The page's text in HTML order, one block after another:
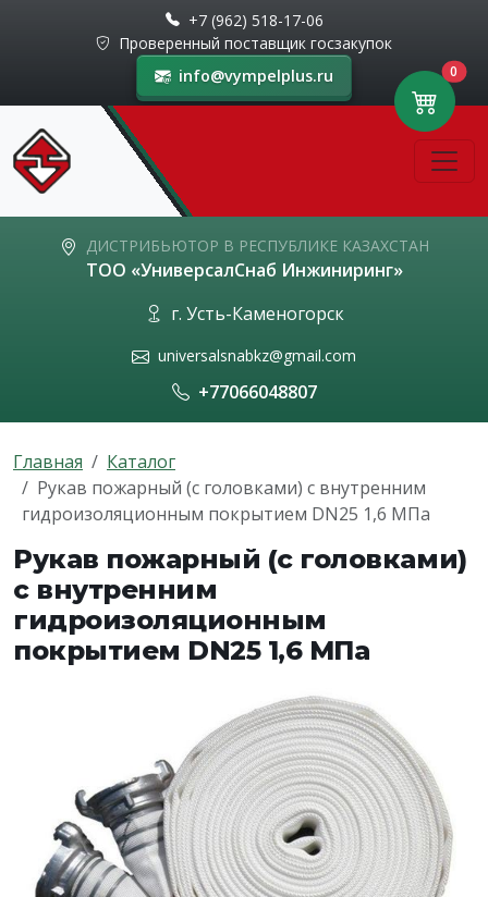
+7 (962) 518-17-06
Проверенный поставщик госзакупок
info@vympelplus.ru
ДИСТРИБЬЮТОР В РЕСПУБЛИКЕ КАЗАХСТАН
ТОО «УниверсалСнаб Инжиниринг»
г. Усть-Каменогорск
universalsnabkz@gmail.com
+77066048807
Главная
Каталог
Рукав пожарный (с головками) с внутренним
гидроизоляционным покрытием DN25 1,6 МПа
Рукав пожарный (с головками)
с внутренним
гидроизоляционным
покрытием DN25 1,6 МПа
0